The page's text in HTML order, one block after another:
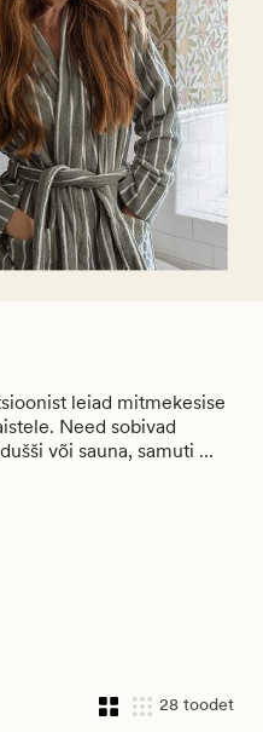
leiad mitmekesise
Need sobivad
või sauna, samuti
Pakume naturaalsest
28 toodet